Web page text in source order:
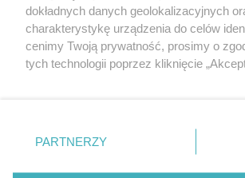
dokładnych danych geolokalizacyjnych
charakterystykę urządzenia do celów
cenimy Twoją prywatność, prosimy o
tych technologii poprzez kliknięcie
wymagają zgody użytkownika, ale masz
takiemu przetwarzaniu. Preferencje będą
PARTNERZY